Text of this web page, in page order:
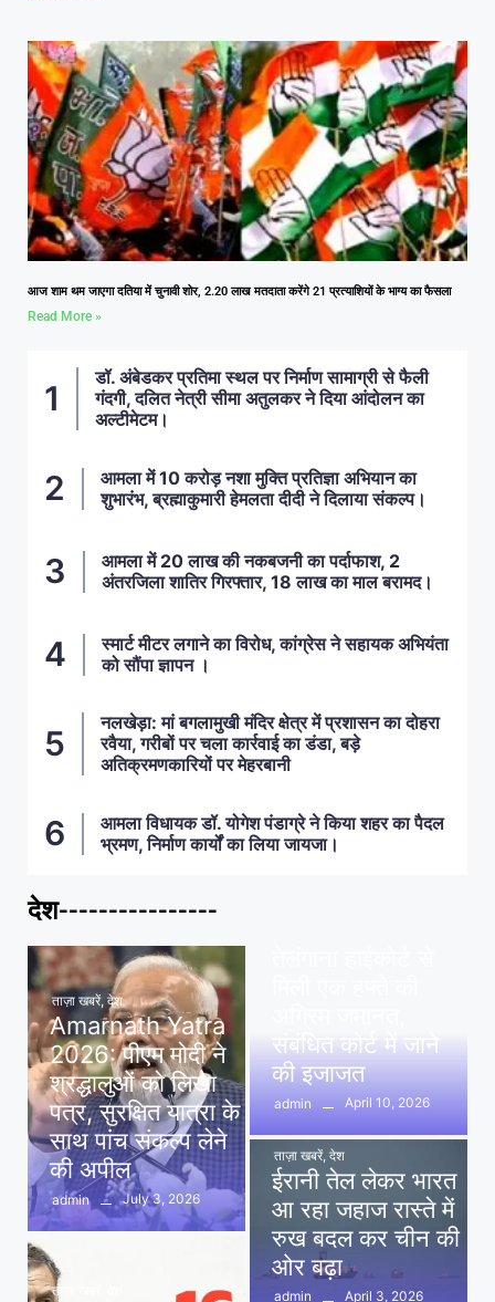
आज शाम थम जाएगा दतिया में चुनावी शोर, 2.20 लाख मतदाता करेंगे 21 प्रत्याशियों के भाग्य का फैसला
Read More »
डॉ. अंबेडकर प्रतिमा स्थल पर निर्माण सामाग्री से फैली
गंदगी, दलित नेत्री सीमा अतुलकर ने दिया आंदोलन का
अल्टीमेटम।
आमला में 10 करोड़ नशा मुक्ति प्रतिज्ञा अभियान का
शुभारंभ, ब्रह्माकुमारी हेमलता दीदी ने दिलाया संकल्प।
आमला में 20 लाख की नकबजनी का पर्दाफाश, 2
अंतरजिला शातिर गिरफ्तार, 18 लाख का माल बरामद।
स्मार्ट मीटर लगाने का विरोध, कांग्रेस ने सहायक अभियंता
को सौंपा ज्ञापन ।
नलखेड़ा: मां बगलामुखी मंदिर क्षेत्र में प्रशासन का दोहरा
रवैया, गरीबों पर चला कार्रवाई का डंडा, बड़े
अतिक्रमणकारियों पर मेहरबानी
आमला विधायक डॉ. योगेश पंडाग्रे ने किया शहर का पैदल
भ्रमण, निर्माण कार्यों का लिया जायजा।
देश----------------
ताज़ा खबरें, देश
Amarnath Yatra
2026: पीएम मोदी ने
श्रद्धालुओं को लिखा
पत्र, सुरक्षित यात्रा के
साथ पांच संकल्प लेने
की अपील
admin July 3, 2026
ताज़ा खबरें
संबंधित कोर्ट में जाने
की इजाजत
admin April 10, 2026
ताज़ा खबरें, देश
ईरानी तेल लेकर भारत
आ रहा जहाज रास्ते में
रुख बदल कर चीन की
ओर बढ़ा
admin
April 3, 2026